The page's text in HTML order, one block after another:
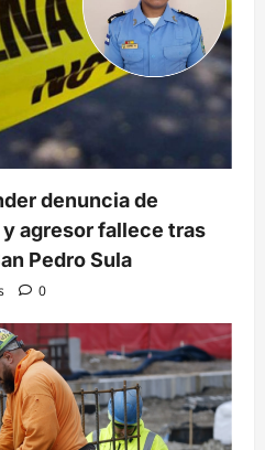
denuncia de
agresor fallece tras
Pedro Sula
0